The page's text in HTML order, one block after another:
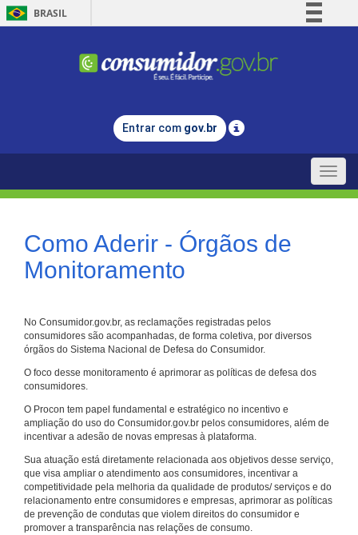
BRASIL
Comunica BR
Legislação
Entrar com gov.br
Toggle
Como Aderir - Órgãos de
Monitoramento
No Consumidor.gov.br, as reclamações registradas pelos
consumidores são acompanhadas, de forma coletiva, por diversos
órgãos do Sistema Nacional de Defesa do Consumidor.
O foco desse monitoramento é aprimorar as políticas de defesa dos
consumidores.
O Procon tem papel fundamental e estratégico no incentivo e
ampliação do uso do Consumidor.gov.br pelos consumidores, além de
incentivar a adesão de novas empresas à plataforma.
Sua atuação está diretamente relacionada aos objetivos desse serviço,
que visa ampliar o atendimento aos consumidores, incentivar a
competitividade pela melhoria da qualidade de produtos/ serviços e do
relacionamento entre consumidores e empresas, aprimorar as políticas
de prevenção de condutas que violem direitos do consumidor e
promover a transparência nas relações de consumo.